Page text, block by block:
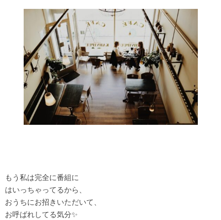
もう私は完全に番組に
はいっちゃってるから、
おうちにお招きいただいて、
お呼ばれしてる気分✨